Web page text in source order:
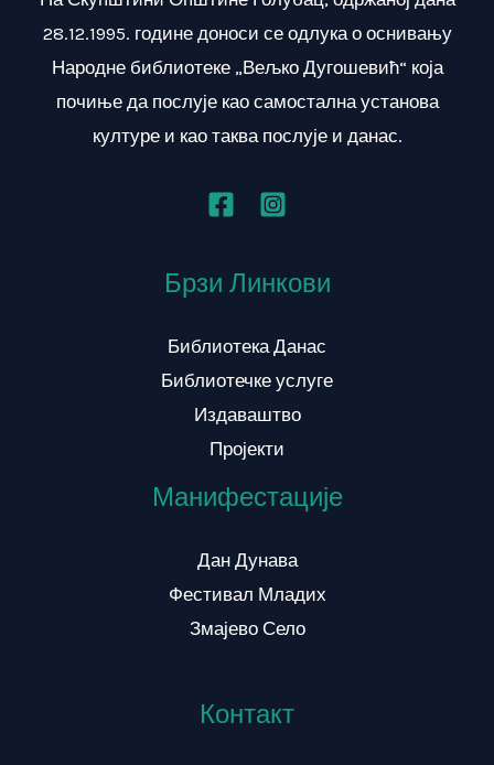
28.12.1995. године доноси се одлука о оснивању
Народне библиотеке „Вељко Дугошевић“ која
почиње да послује као самостална установа
културе и као таква послује и данас.
Брзи Линкови
Библиотека Данас
Библиотечке услуге
Издаваштво
Пројекти
Манифестације
Дан Дунава
Фестивал Младих
Змајево Село
Контакт